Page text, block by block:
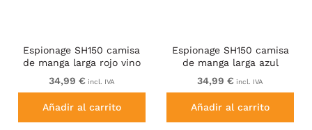
Espionage SH150 camisa
de manga larga rojo vino
34,99 € incl. IVA
Añadir al carrito
Espionage SH150 camisa
de manga larga azul
34,99 € incl. IVA
Añadir al carrito